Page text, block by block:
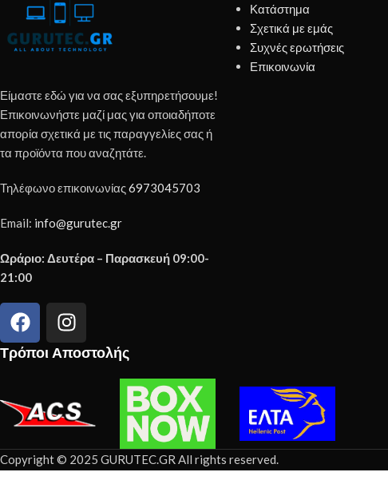
Είμαστε εδώ για να σας εξυπηρετήσουμε!
Επικοινωνήστε μαζί μας για οποιαδήποτε
απορία σχετικά με τις παραγγελίες σας ή
τα προϊόντα που αναζητάτε.
Τηλέφωνο επικοινωνίας6973045703
Email: info@gurutec.gr
Ωράριο: Δευτέρα – Παρασκευή 09:00-
21:00
Τρόποι Αποστολής
Κατάστημα
Σχετικά με εμάς
Συχνές ερωτήσεις
Επικοινωνία
Copyright © 2025 GURUTEC.GR All rights reserved.